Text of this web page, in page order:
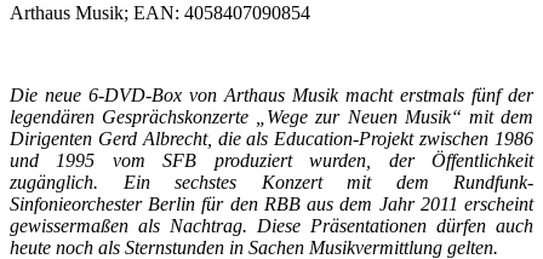
Arthaus Musik; EAN: 4058407090854
Die neue 6-DVD-Box von Arthaus Musik macht erstmals fünf der
legendären Gesprächskonzerte „Wege zur Neuen Musik“ mit dem
Dirigenten Gerd Albrecht, die als Education-Projekt zwischen 1986
und 1995 vom SFB produziert wurden, der Öffentlichkeit
zugänglich. Ein sechstes Konzert mit dem Rundfunk-
Sinfonieorchester Berlin für den RBB aus dem Jahr 2011 erscheint
gewissermaßen als Nachtrag. Diese Präsentationen dürfen auch
heute noch als Sternstunden in Sachen Musikvermittlung gelten.